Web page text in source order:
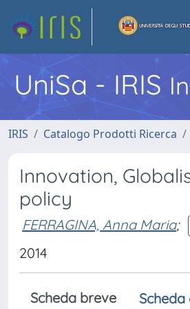
UniSa - IRIS
IRIS Catalogo Prodotti Ricerca
Innovation,
policy
FERRAGINA, Anna Maria;
2014
Scheda breve